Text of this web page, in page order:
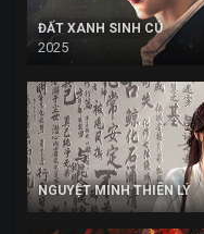
ĐẤT XANH SINH CÚ
2025
NGUYỆT MINH THIÊN LÝ